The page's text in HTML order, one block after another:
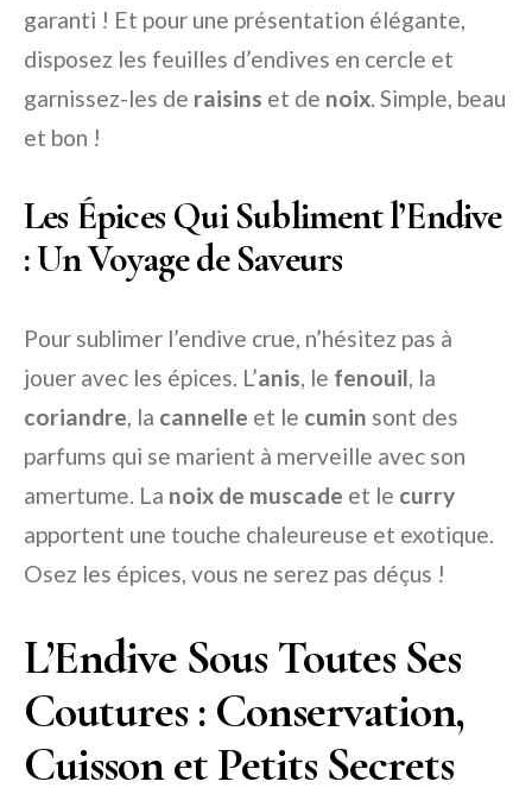
garanti ! Et pour une présentation élégante,
disposez les feuilles d’endives en cercle et
garnissez-les de raisins et de noix. Simple, beau
et bon !
Les Épices Qui Subliment l’Endive
: Un Voyage de Saveurs
Pour sublimer l’endive crue, n’hésitez pas à
jouer avec les épices. L’anis, le fenouil, la
coriandre, la cannelle et le cumin sont des
parfums qui se marient à merveille avec son
amertume. La noix de muscade et le curry
apportent une touche chaleureuse et exotique.
Osez les épices, vous ne serez pas déçus !
L’Endive Sous Toutes Ses
Coutures : Conservation,
Cuisson et Petits Secrets